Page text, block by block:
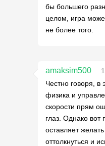
бы большего
целом, игра
не более того.
amaksim500
Честно говоря, в
физика и
скорости прям
глаз. Однако вот
оставляет
оттолкнуться и